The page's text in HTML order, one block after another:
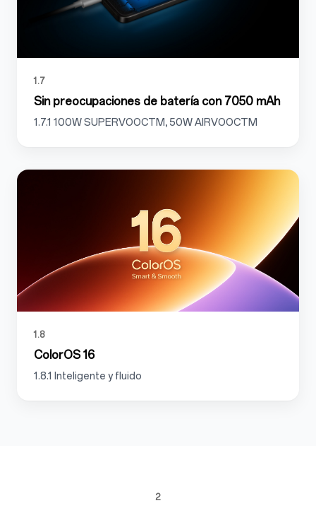
1.7
Sin preocupaciones de batería con 7050 mAh
1.7.1 100W SUPERVOOCTM, 50W AIRVOOCTM
1.8
ColorOS 16
1.8.1 Inteligente y fluido
2